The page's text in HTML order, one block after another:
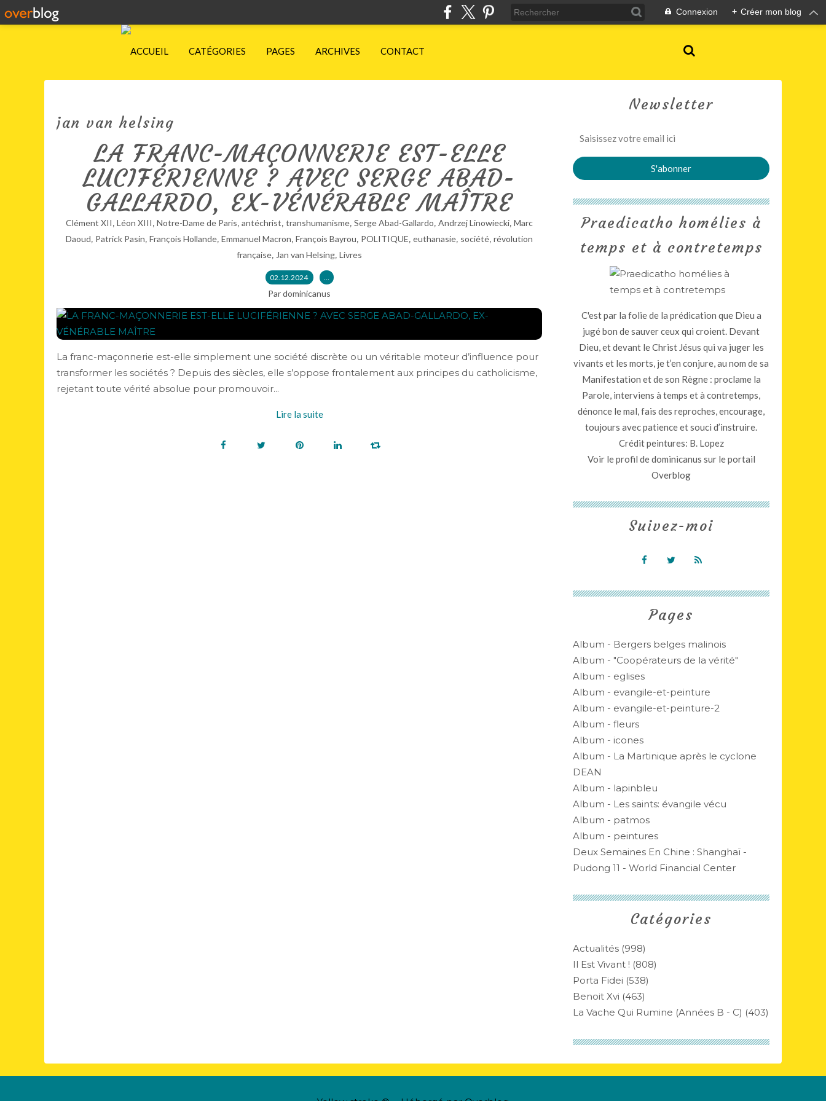
Connexion + Créer mon blog
ACCUEIL CATÉGORIES PAGES ARCHIVES CONTACT
jan van helsing
LA FRANC-MAÇONNERIE EST-ELLE
LUCIFÉRIENNE ? AVEC SERGE ABAD-
GALLARDO, EX-VÉNÉRABLE MAÎTRE
Clément XII, Léon XIII, Notre-Dame de Paris, antéchrist, transhumanisme, Serge Abad-Gallardo, Andrzej Linowiecki, Marc
Daoud, Patrick Pasin, François Hollande, Emmanuel Macron, François Bayrou, POLITIQUE, euthanasie, société, révolution
française, Jan van Helsing, Livres
02.12.2024 …
Par dominicanus
La franc-maçonnerie est-elle simplement une société discrète ou un véritable moteur d’influence pour
transformer les sociétés ? Depuis des siècles, elle s’oppose frontalement aux principes du catholicisme,
rejetant toute vérité absolue pour promouvoir...
Lire la suite
Newsletter
Catégories
Actualités (998)
Il Est Vivant ! (808)
Porta Fidei (538)
Benoit Xvi (463)
La Vache Qui Rumine (années B - C) (403)
Pages
Album - Bergers belges malinois
Album - "Coopérateurs de la vérité"
Album - eglises
Album - evangile-et-peinture
Album - evangile-et-peinture-2
Album - fleurs
Album - icones
Album - La Martinique après le cyclone
DEAN
Album - lapinbleu
Album - Les saints: évangile vécu
Album - patmos
Album - peintures
Deux Semaines En Chine : Shanghaï -
Pudong 11 - World Financial Center
Praedicatho homélies à
temps et à contretemps
C'est par la folie de la prédication que Dieu a
jugé bon de sauver ceux qui croient. Devant
Dieu, et devant le Christ Jésus qui va juger les
vivants et les morts, je t’en conjure, au nom de sa
Manifestation et de son Règne : proclame la
Parole, interviens à temps et à contretemps,
dénonce le mal, fais des reproches, encourage,
toujours avec patience et souci d’instruire.
Crédit peintures: B. Lopez
Voir le profil dedominicanus sur le portail
Overblog
Suivez-moi